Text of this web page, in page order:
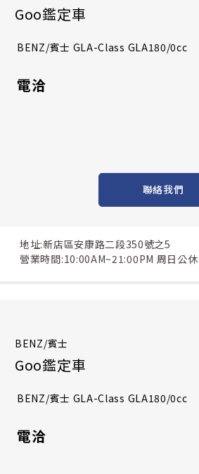
Goo鑑定車
BENZ/賓士 GLA-Class GLA180/0cc
電洽
聯絡我們
地址:新店區安康路二段350號之5
營業時間:10:00AM~21:00PM 周日公休
BENZ/賓士
Goo鑑定車
BENZ/賓士 GLA-Class GLA180/0cc
電洽